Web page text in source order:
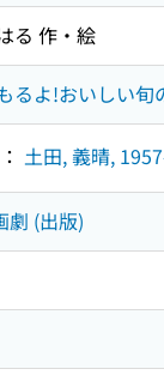
る 作・絵
るよ!おいしい旬
土田, 義晴,
劇 (出版)